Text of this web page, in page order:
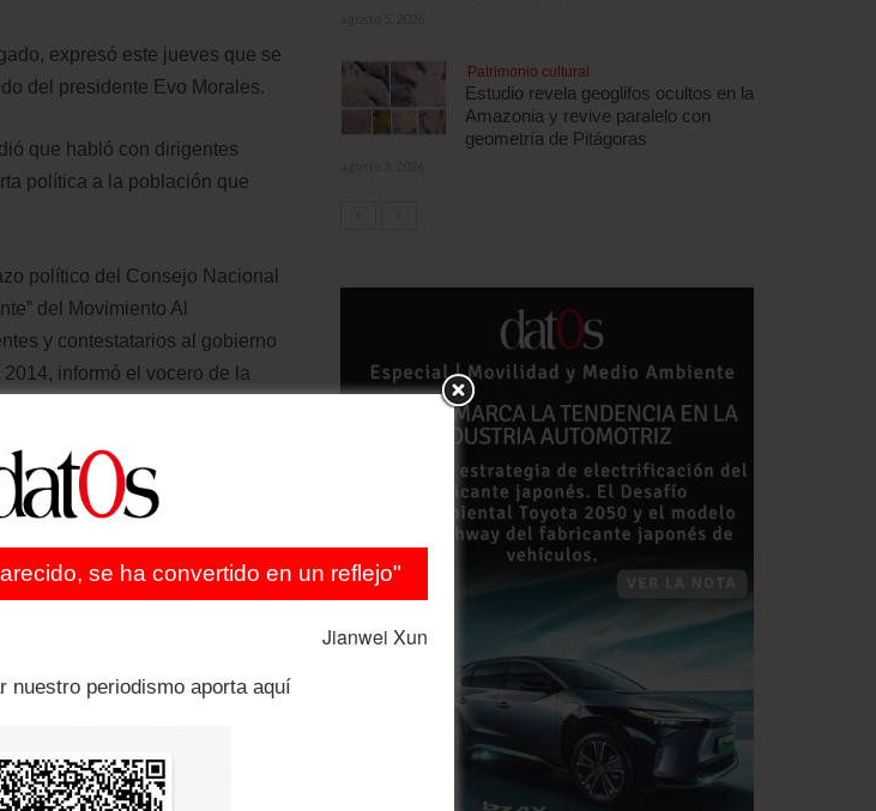
expresó este jueves que se
del presidente Evo Morales.
que habló con dirigentes
política a la población que
político del Consejo Nacional
del Movimiento Al
y contestatarios al gobierno
informó el vocero de la
a la presidencia y
últimas horas trascendió que
de Bolivia – instrumento por la
ese frente.
Delgado y otros
la sigla con la que se va ir,
ha definido hasta la fecha las
la Agencia de Noticias
Patrimonio cultural
Estudio revela geoglifos ocultos en la
Amazonia y revive paralelo con
geometría de Pitágoras
se ha convertido en un reflejo"
Jianwei Xun
nuestro periodismo aporta aquí